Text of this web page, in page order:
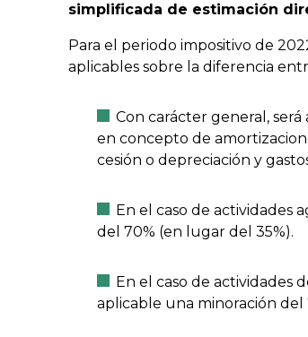
simplificada de estimación
Para el periodo impositivo de
aplicables sobre la diferencia
Con carácter general,
en concepto de
cesión o depreciación y
En el caso de actividades
del 70% (en lugar del 35%).
En el caso de actividades
aplicable una minoración del